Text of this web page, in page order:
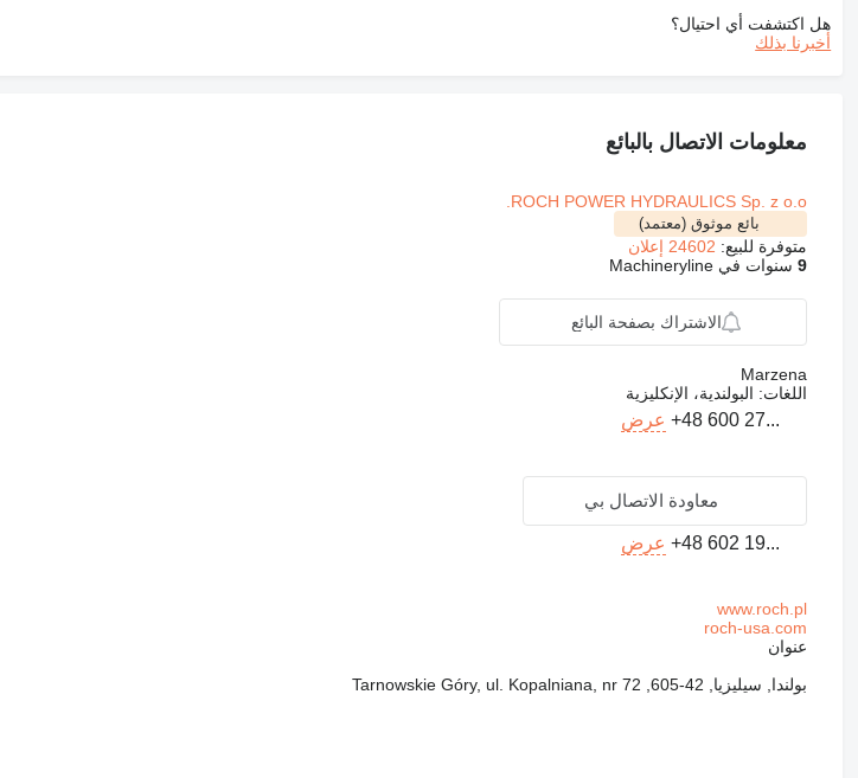
هل اكتشفت أي احتيال؟
أخبرنا بذلك
معلومات الاتصال بالبائع
ROCH POWER HYDRAULICS Sp. z o.o.
بائع موثوق (معتمد)
متوفرة للبيع: 24602 إعلان
9سنوات في Machineryline
الاشتراك بصفحة البائع
Marzena
اللغات: البولندية، الإنكليزية
+48 600 27... عرض
معاودة الاتصال بي
+48 602 19... عرض
www.roch.pl
roch-usa.com
عنوان
بولندا, سيليزيا, 42-605, Tarnowskie Góry, ul. Kopalniana, nr 72